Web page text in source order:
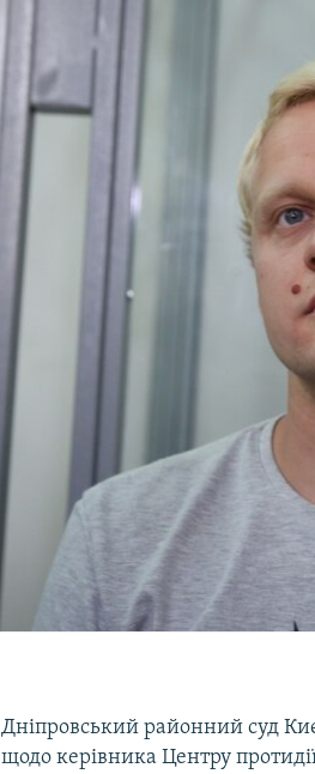
Дніпровський районний суд
щодо керівника Центру